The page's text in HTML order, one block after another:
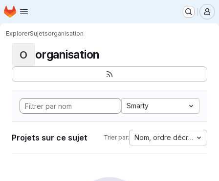
Passer au contenu principal
Page d'accueil
ExplorerSujetsorganisation
O organisation
Smarty
Projets sur ce sujet Trier par: Nom, ordre décroissant